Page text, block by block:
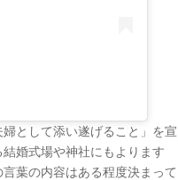
として添い遂げること」を宣
婚式場や神社にもよります
葉の内容はある程度決まって